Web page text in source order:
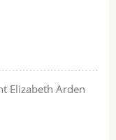
Elizabeth Arden